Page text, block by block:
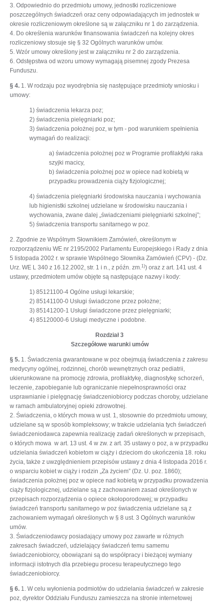
3. Odpowiednio do przedmiotu umowy, jednostki rozliczeniowe
poszczególnych świadczeń oraz ceny odpowiadających im jednostek w
okresie rozliczeniowym określone są w załączniku nr 1 do zarządzenia.
4. Do określenia warunków finansowania świadczeń na kolejny okres
rozliczeniowy stosuje się § 32 Ogólnych warunków umów.
5. Wzór umowy określony jest w załączniku nr 2 do zarządzenia.
6. Odstępstwa od wzoru umowy wymagają pisemnej zgody Prezesa
Funduszu.
§ 4. 1. W rodzaju poz wyodrębnia się następujące przedmioty wniosku i
umowy:
1) świadczenia lekarza poz;
2) świadczenia pielęgniarki poz;
3) świadczenia położnej poz, w tym - pod warunkiem spełnienia
wymagań do realizacji:
a) świadczenia położnej poz w Programie profilaktyki raka
szyjki macicy,
b) świadczenia położnej poz w opiece nad kobietą w
przypadku prowadzenia ciąży fizjologicznej;
4) świadczenia pielęgniarki środowiska nauczania i wychowania
lub higienistki szkolnej udzielane w środowisku nauczania i
wychowania, zwane dalej „świadczeniami pielęgniarki szkolnej”;
5) świadczenia transportu sanitarnego w poz.
2. Zgodnie ze Wspólnym Słownikiem Zamówień, określonym w
rozporządzeniu WE nr 2195/2002 Parlamentu Europejskiego i Rady z dnia
5 listopada 2002 r. w sprawie Wspólnego Słownika Zamówień (CPV) - (Dz.
Urz. WE L 340 z 16.12.2002, str. 1 i n., z późn. zm.1)) oraz z art. 141 ust. 4
ustawy, przedmiotem umów objęte są następujące nazwy i kody:
1) 85121100-4 Ogólne usługi lekarskie;
2) 85141100-0 Usługi świadczone przez położne;
3) 85141200-1 Usługi świadczone przez pielęgniarki;
4) 85120000-6 Usługi medyczne i podobne.
Rozdział 3
Szczegółowe warunki umów
§ 5. 1. Świadczenia gwarantowane w poz obejmują świadczenia z zakresu
medycyny ogólnej, rodzinnej, chorób wewnętrznych oraz pediatrii,
ukierunkowane na promocję zdrowia, profilaktykę, diagnostykę schorzeń,
leczenie, zapobieganie lub ograniczanie niepełnosprawności oraz
usprawnianie i pielęgnację świadczeniobiorcy podczas choroby, udzielane
w ramach ambulatoryjnej opieki zdrowotnej.
2. Świadczenia, o których mowa w ust. 1, stosownie do przedmiotu umowy,
udzielane są w sposób kompleksowy; w trakcie udzielania tych świadczeń
świadczeniodawca zapewnia realizację zadań określonych w przepisach,
o których mowa w art. 13 ust. 4 w zw. z art. 35 ustawy o poz, a w przypadku
udzielania świadczeń kobietom w ciąży i dzieciom do ukończenia 18. roku
życia, także z uwzględnieniem przepisów ustawy z dnia 4 listopada 2016 r.
o wsparciu kobiet w ciąży i rodzin „Za życiem” (Dz. U. poz. 1860);
świadczenia położnej poz w opiece nad kobietą w przypadku prowadzenia
ciąży fizjologicznej, udzielane są z zachowaniem zasad określonych w
przepisach rozporządzenia o opiece okołoporodowej; w przypadku
świadczeń transportu sanitarnego w poz świadczenia udzielane są z
zachowaniem wymagań określonych w § 8 ust. 3 Ogólnych warunków
umów.
3. Świadczeniodawcy posiadający umowy poz zawarte w różnych
zakresach świadczeń, udzielający świadczeń temu samemu
świadczeniobiorcy, obowiązani są do współpracy i bieżącej wymiany
informacji istotnych dla przebiegu procesu terapeutycznego tego
świadczeniobiorcy.
§ 6. 1. W celu wyłonienia podmiotów do udzielania świadczeń w zakresie
poz, dyrektor Oddziału Funduszu zamieszcza na stronie internetowej